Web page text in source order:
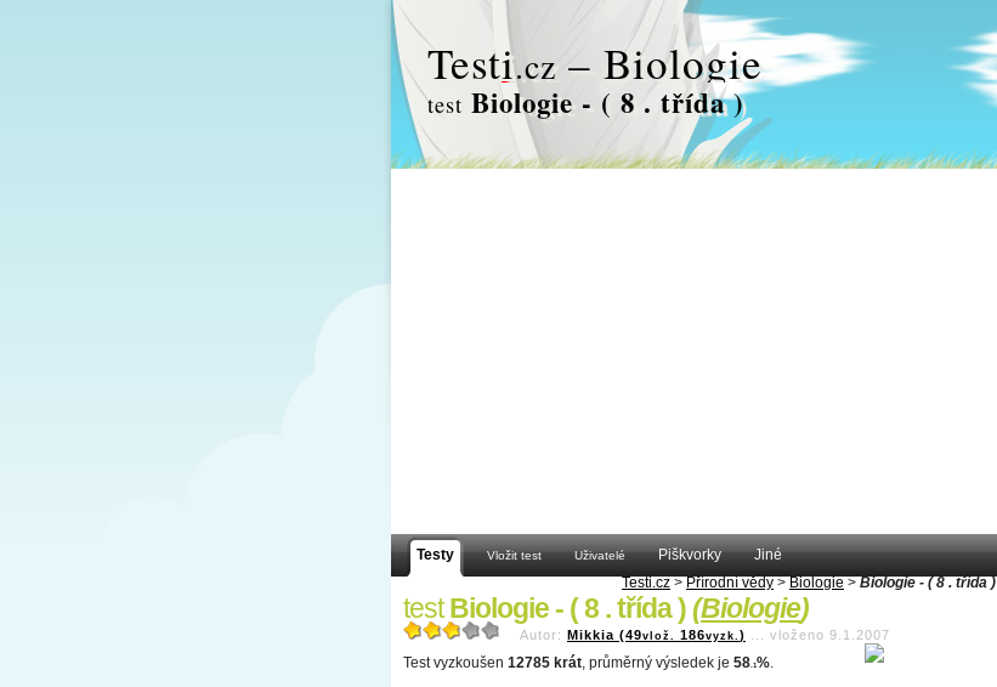
Testi.cz – Biologie
test Biologie - ( 8 . třída )
Testy Vložit test Uživatelé Piškvorky
Jiné
Testi.cz > Přírodní vědy > Biologie > Biologie - ( 8 . třída )
testBiologie - ( 8 . třída )(Biologie)
Autor: Mikkia (49vlož. 186vyzk. ) vloženo 9.1.2007
Test vyzkoušen 12785 krát, průměrný výsledek je 58 .1%.